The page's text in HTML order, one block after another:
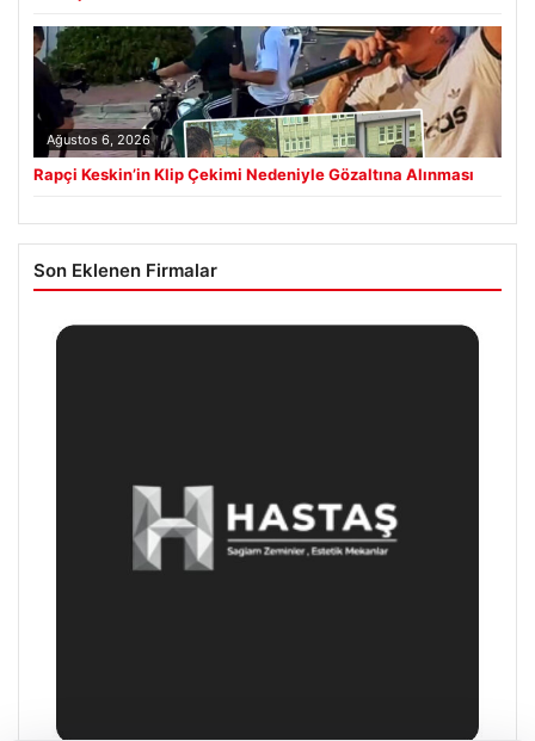
Ağustos 6, 2026
Rapçi Keskin’in Klip Çekimi Nedeniyle Gözaltına Alınması
Son Eklenen Firmalar